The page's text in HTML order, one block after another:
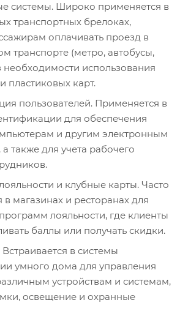
системы. Широко применяется в
транспортных брелоках,
оплачивать проезд в
транспорте (метро, автобусы,
необходимости использования
пластиковых карт.
пользователей. Применяется в
для обеспечения
и другим электронным
а также для учета рабочего
и клубные карты. Часто
в магазинах и ресторанах для
лояльности, где клиенты
баллы или получать скидки.
в системы
умного дома для управления
устройствам и системам,
освещение и охранные